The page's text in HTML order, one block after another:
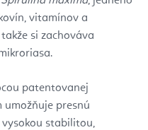
vitamínov a
si zachováva
patentovanej
umožňuje presnú
vysokou stabilitou,